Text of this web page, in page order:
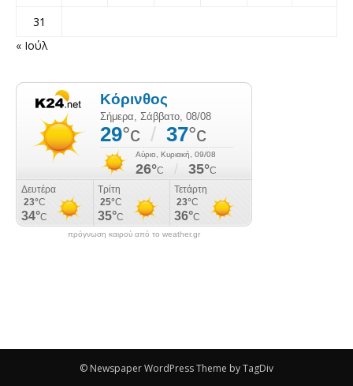
31
« Ιούλ
πρόγνωση καιρού από το weather.gr
© Newspaper WordPress Theme by TagDiv